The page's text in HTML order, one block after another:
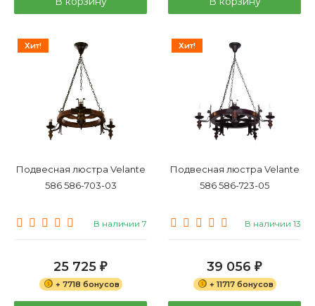
Хит!
Подвесная люстра Velante
586 586-703-03
В наличии 7
25 725 ₽
+ 7718 бонусов
Хит!
Подвесная люстра Velante
586 586-723-05
В наличии 13
39 056 ₽
+ 11717 бонусов